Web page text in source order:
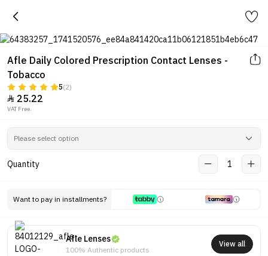
Afle Daily Colored Prescription Contact Lenses -
Tobacco
5(2)
 25.22
VAT Free.
Quantity 1
Want to pay in installments?
Afle Lenses
100% Authentic products
View all